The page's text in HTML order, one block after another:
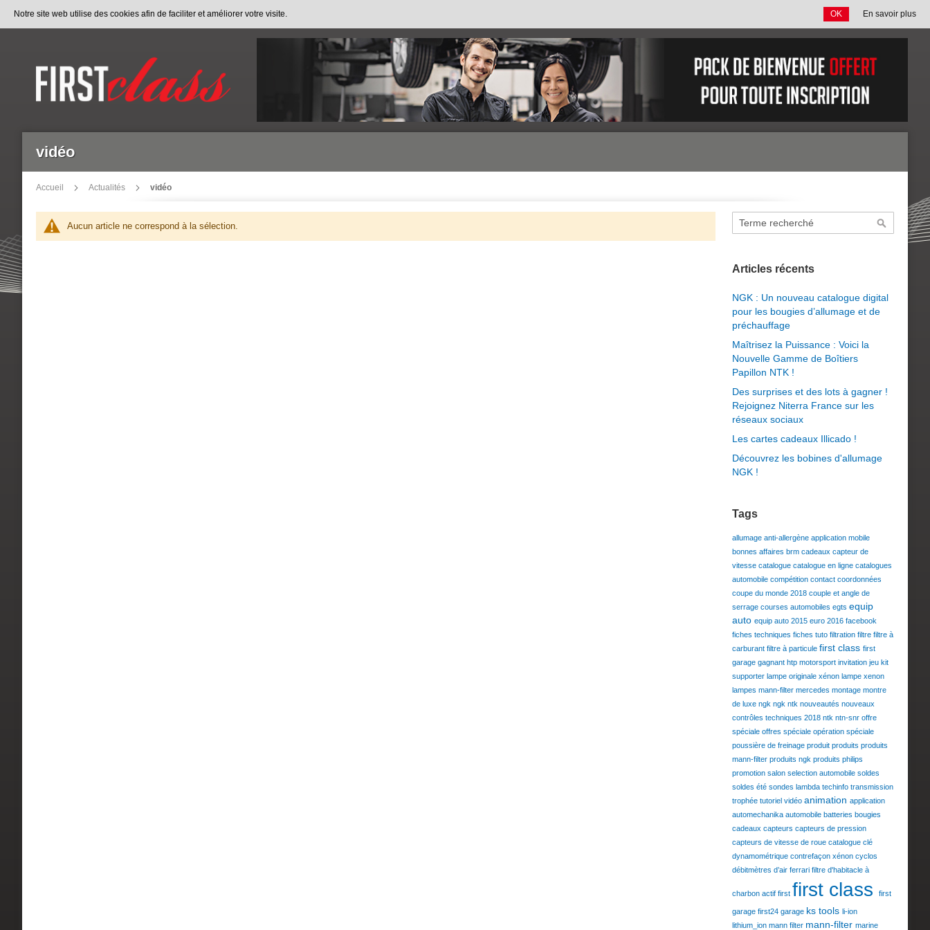
Notre site web utilise des cookies afin de faciliter et améliorer votre visite. OK En savoir plus
vidéo
Accueil Actualités vidéo
Aucun article ne correspond à la sélection.
Rechercher
Articles récents
NGK : Un nouveau catalogue digital
pour les bougies d’allumage et de
préchauffage
Maîtrisez la Puissance : Voici la
Nouvelle Gamme de Boîtiers
Papillon NTK !
Des surprises et des lots à gagner !
Rejoignez Niterra France sur les
réseaux sociaux
Les cartes cadeaux Illicado !
Découvrez les bobines d'allumage
NGK !
Tags
allumageanti-allergèneapplication mobile
bonnes affairesbrmcadeauxcapteur de
vitessecataloguecatalogue en lignecatalogues
automobilecompétitioncontactcoordonnées
coupe du monde 2018couple et angle de
serragecourses automobilesegtsequip
autoequip auto 2015euro 2016facebook
fiches techniquesfiches tutofiltrationfiltrefiltre à
carburantfiltre à particulefirst classfirst
garagegagnanthtp motorsportinvitationjeukit
supporterlampe originale xénonlampe xenon
lampesmann-filtermercedesmontagemontre
de luxengkngk ntknouveautésnouveaux
contrôles techniques 2018ntkntn-snroffre
spécialeoffres spécialeopération spéciale
poussière de freinageproduitproduitsproduits
mann-filterproduits ngkproduits philips
promotionsalonselection automobilesoldes
soldes étésondes lambdatechinfotransmission
trophéetutorielvidéoanimationapplication
automechanikaautomobilebatteriesbougies
cadeauxcapteurscapteurs de pression
capteurs de vitesse de rouecatalogueclé
dynamométriquecontrefaçon xénoncyclos
débitmètres d’airferrarifiltre d'habitacle à
charbon actiffirst first classfirst
garagefirst24garage ks toolsli-ion
lithium_ionmann filter mann-filtermarine